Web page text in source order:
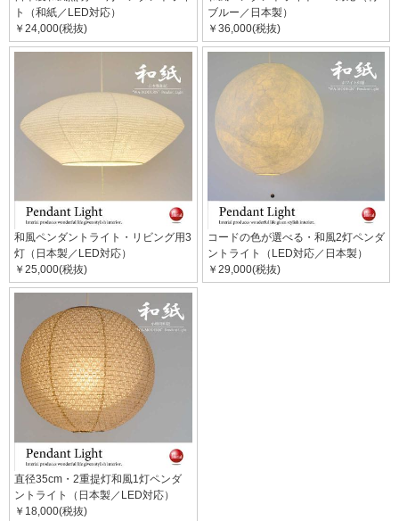
ト（和紙／LED対応）
￥24,000(税抜)
ブルー／日本製）
￥36,000(税抜)
和風ペンダントライト・リビング用3
灯（日本製／LED対応）
￥25,000(税抜)
コードの色が選べる・和風2灯ペンダ
ントライト（LED対応／日本製）
￥29,000(税抜)
直径35cm・2重提灯和風1灯ペンダ
ントライト（日本製／LED対応）
￥18,000(税抜)